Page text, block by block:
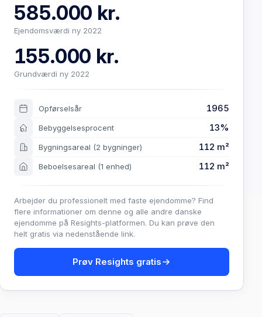
585.000 kr.
Ejendomsværdi ny 2022
155.000 kr.
Grundværdi ny 2022
Opførselsår 1965
Bebyggelsesprocent 13%
Bygningsareal (2 bygninger) 112 m²
Beboelsesareal (1 enhed) 112 m²
Arbejder du professionelt med faste ejendomme? Find
flere informationer om denne og alle andre danske
ejendomme på Resights-platformen. Du kan prøve den
helt gratis via nedenstående link.
Prøv Resights gratis